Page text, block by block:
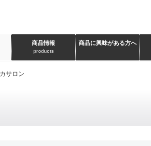
商品情報
products
商品に興味がある方へ
サロン